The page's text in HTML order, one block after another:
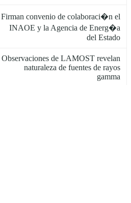
Firman convenio de colaboraci�n el
INAOE y la Agencia de Energ�a
del Estado
Observaciones de LAMOST revelan
naturaleza de fuentes de rayos
gamma